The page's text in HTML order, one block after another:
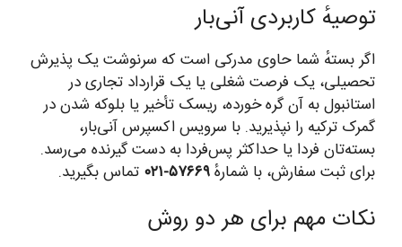
توصیهٔ کاربردی آنی‌بار
اگر بستهٔ شما حاوی مدرکی است که سرنوشت یک پذیرش
تحصیلی، یک فرصت شغلی یا یک قرارداد تجاری در
استانبول به آن گره خورده، ریسک تأخیر یا بلوکه شدن در
گمرک ترکیه را نپذیرید. با سرویس اکسپرس آنی‌بار،
بسته‌تان فردا یا حداکثر پس‌فردا به دست گیرنده می‌رسد.
برای ثبت سفارش، با شمارهٔ۵۷۶۶۹-۰۲۱ تماس بگیرید.
نکات مهم برای هر دو روش